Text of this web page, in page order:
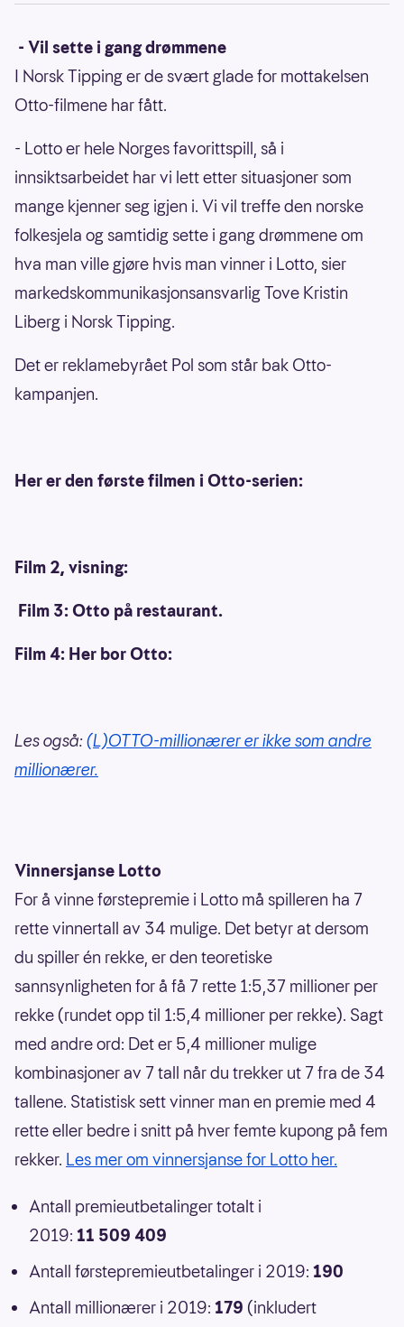
- Vil sette i gang drømmene
I Norsk Tipping er de svært glade for mottakelsen
Otto-filmene har fått.
- Lotto er hele Norges favorittspill, så i
innsiktsarbeidet har vi lett etter situasjoner som
mange kjenner seg igjen i. Vi vil treffe den norske
folkesjela og samtidig sette i gang drømmene om
hva man ville gjøre hvis man vinner i Lotto, sier
markedskommunikasjonsansvarlig Tove Kristin
Liberg i Norsk Tipping.
Det er reklamebyrået Pol som står bak Otto-
kampanjen.
Her er den første filmen i Otto-serien:
Film 2, visning:
Film 3: Otto på restaurant.
Film 4: Her bor Otto:
Les også: (L)OTTO-millionærer er ikke som andre
millionærer.
Vinnersjanse Lotto
For å vinne førstepremie i Lotto må spilleren ha 7
rette vinnertall av 34 mulige. Det betyr at dersom
du spiller én rekke, er den teoretiske
sannsynligheten for å få 7 rette 1:5,37 millioner per
rekke (rundet opp til 1:5,4 millioner per rekke). Sagt
med andre ord: Det er 5,4 millioner mulige
kombinasjoner av 7 tall når du trekker ut 7 fra de 34
tallene. Statistisk sett vinner man en premie med 4
rette eller bedre i snitt på hver femte kupong på fem
rekker. Les mer om vinnersjanse for Lotto her.
Antall premieutbetalinger totalt i
2019: 11 509 409
Antall førstepremieutbetalinger i 2019: 190
Antall millionærer i 2019: 179 (inkludert